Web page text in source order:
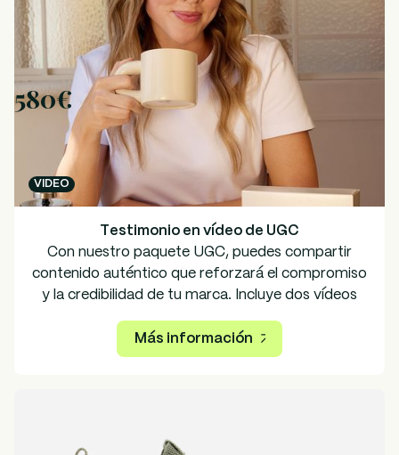
580€
VIDEO
Testimonio en vídeo de UGC
Con nuestro paquete UGC, puedes compartir
contenido auténtico que reforzará el compromiso
y la credibilidad de tu marca. Incluye dos vídeos
creador de nuestra selección que hayas elegido.
La duración de los derechos es de 6 meses en tus
Más información